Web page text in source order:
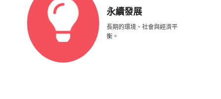
永續發展
長期的環境、社會與經濟平
衡。